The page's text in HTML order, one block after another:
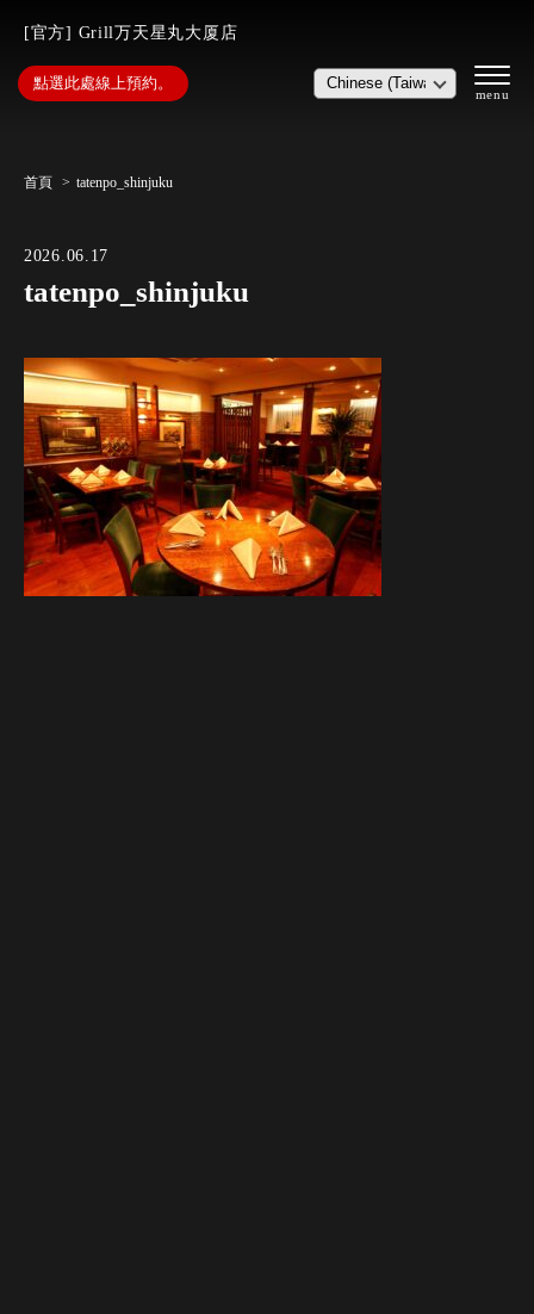
[官方] Grill万天星丸大厦店
點選此處線上預約。
首頁 tatenpo_shinjuku
2026.06.17
tatenpo_shinjuku